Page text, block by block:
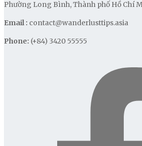
Phường Long Bình, Thành phố Hồ Chí
Email : contact@wanderlusttips.asia
Phone: (+84) 3420 55555